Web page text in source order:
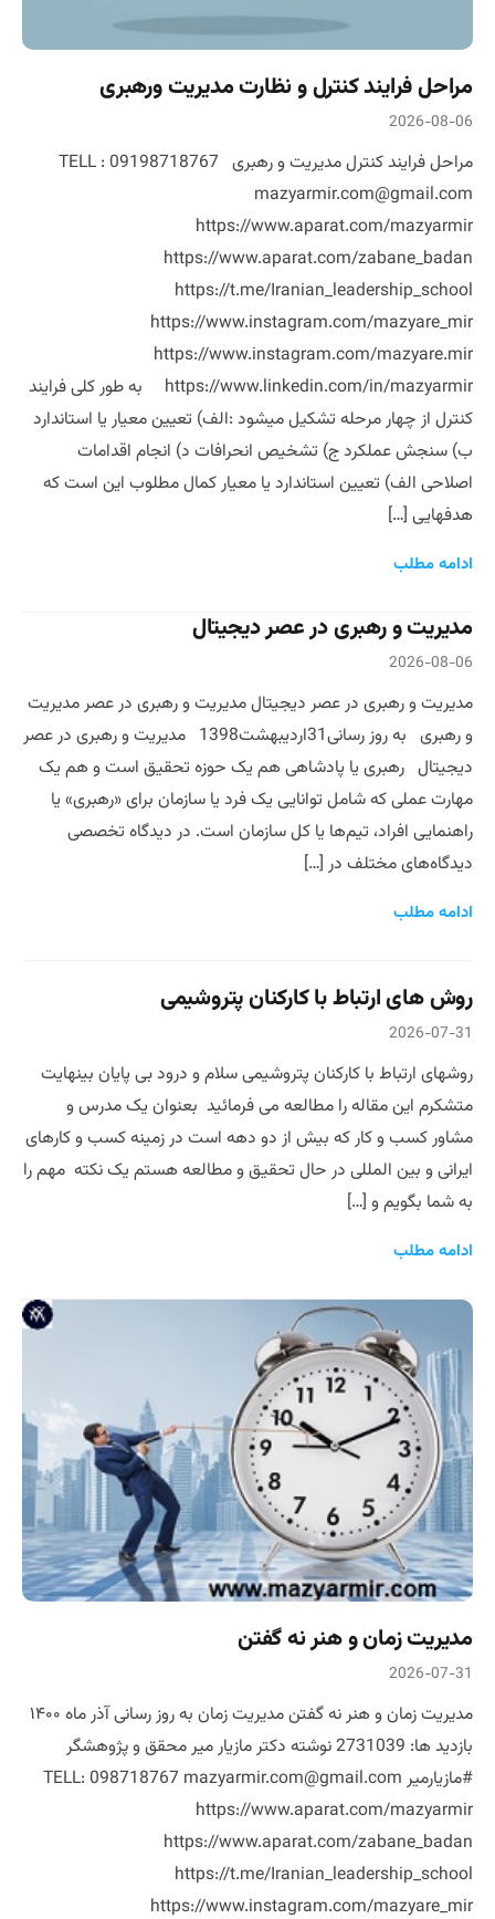
مراحل فرایند کنترل و نظارت مدیریت ورهبری
2026-08-06
مراحل فرایند کنترل مدیریت و رهبری TELL : 09198718767
mazyarmir.com@gmail.com
https://www.aparat.com/mazyarmir
https://www.aparat.com/zabane_badan
https://t.me/Iranian_leadership_school
https://www.instagram.com/mazyare_mir
https://www.instagram.com/mazyare.mir
https://www.linkedin.com/in/mazyarmir به طور کلی فرایند
کنترل از چهار مرحله تشکیل میشود :الف) تعیین معیار یا استاندارد
ب) سنجش عملکرد ج) تشخیص انحرافات د) انجام اقدامات
اصلاحی الف) تعیین استاندارد یا معیار کمال مطلوب این است که
هدفهایی […]
ادامه مطلب
مدیریت و رهبری در عصر دیجیتال
2026-08-06
مدیریت و رهبری در عصر دیجیتال مدیریت و رهبری در عصر مدیریت
و رهبری به روز رسانی31اردیبهشت1398 مدیریت و رهبری در عصر
دیجیتال رهبری یا پادشاهی هم یک حوزه تحقیق است و هم یک
مهارت عملی که شامل توانایی یک فرد یا سازمان برای «رهبری» یا
راهنمایی افراد، تیم‌ها یا کل سازمان است. در دیدگاه تخصصی
دیدگاه‌های مختلف در […]
ادامه مطلب
روش های ارتباط با کارکنان پتروشیمی
2026-07-31
روشهای ارتباط با کارکنان پتروشیمی سلام و درود بی پایان بینهایت
متشکرم این مقاله را مطالعه می فرمائید بعنوان یک مدرس و
مشاور کسب و کار که بیش از دو دهه است در زمینه کسب و کارهای
ایرانی و بین المللی در حال تحقیق و مطالعه هستم یک نکته مهم را
به شما بگویم و […]
ادامه مطلب
مدیریت زمان و هنر نه گفتن
2026-07-31
مدیریت زمان و هنر نه گفتن مدیریت زمان به روز رسانی آذر ماه ۱۴۰۰
بازدید ها: 2731039 نوشته دکتر مازیار میر محقق و پژوهشگر
#مازیارمیر TELL: 098718767 mazyarmir.com@gmail.com
https://www.aparat.com/mazyarmir
https://www.aparat.com/zabane_badan
https://t.me/Iranian_leadership_school
https://www.instagram.com/mazyare_mir